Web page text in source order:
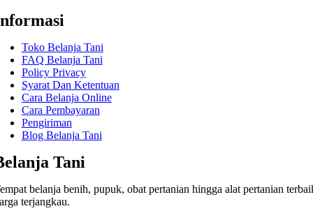
Toko Belanja Tani
FAQ Belanja Tani
Policy Privacy
Syarat Dan Ketentuan
Cara Belanja Online
Cara Pembayaran
Pengiriman
Blog Belanja Tani
Tani
belanja benih, pupuk, obat pertanian hingga alat pertanian
terjangkau.